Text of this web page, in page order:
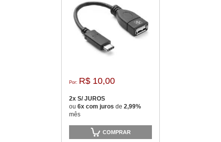
Por: R$ 10,00
2x S/ JUROS
ou 6x com juros de 2,99%
mês
COMPRAR